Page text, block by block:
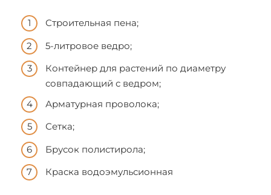
Строительная пена;
5-литровое ведро;
Контейнер для растений по диаметру
совпадающий с ведром;
Арматурная проволока;
Сетка;
Брусок полистирола;
Краска водоэмульсионная